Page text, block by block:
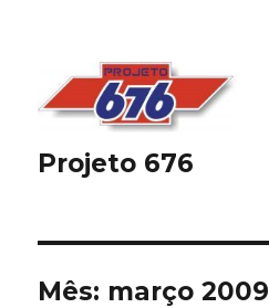
Projeto 676
Mês: março 2009